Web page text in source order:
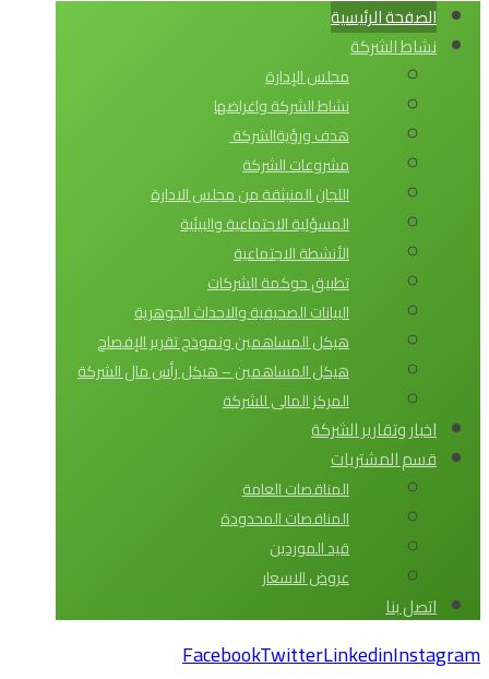
الصفحة الرئيسية
نشاط الشركة
مجلس الإدارة
نشاط الشركة واغراضها
هدف ورؤيةالشركة
مشروعات الشركة
اللجان المنبثقة من مجلس الادارة
المسؤلية الاجتماعية والبيئية
الأنشطة الاجتماعية
تطبيق حوكمة الشركات
البيانات الصحيفية والاحداث الجوهرية
هيكل المساهمين ونموذج تقرير الإفصاح
هيكل المساهمين – هيكل رأس مال الشركة
المركز المالى للشركة
اخبار وتقارير الشركة
قسم المشتريات
المناقصات العامة
المناقصات المحدودة
قيد الموردين
عروض الاسعار
اتصل بنا
FacebookTwitterLinkedinInstagram